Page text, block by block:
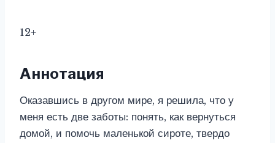
12+
Аннотация
Оказавшись в другом мире, я решила, что у
меня есть две заботы: понять, как вернуться
домой, и помочь маленькой сироте, твердо